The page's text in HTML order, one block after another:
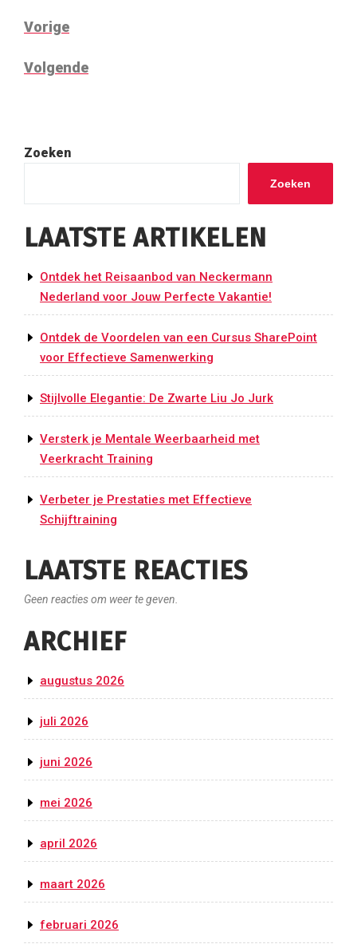
BERICHT
NAVIGATIE
Vorig
Vorige
Volgend
Volgende
Zoeken
Zoeken
LAATSTE ARTIKELEN
Ontdek het Reisaanbod van Neckermann
Nederland voor Jouw Perfecte Vakantie!
Ontdek de Voordelen van een Cursus SharePoint
voor Effectieve Samenwerking
Stijlvolle Elegantie: De Zwarte Liu Jo Jurk
Versterk je Mentale Weerbaarheid met
Veerkracht Training
Verbeter je Prestaties met Effectieve
Schijftraining
LAATSTE REACTIES
Geen reacties om weer te geven.
ARCHIEF
augustus 2026
juli 2026
juni 2026
mei 2026
april 2026
maart 2026
februari 2026